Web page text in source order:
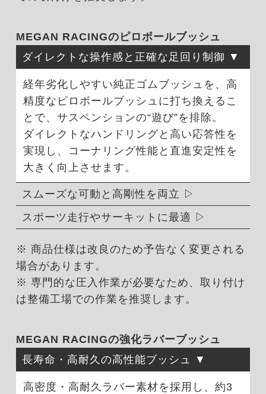
MEGAN RACINGのピロボールブッシュ
ダイレクトな操作感と正確な足回り制御
経年劣化しやすい純正ゴムブッシュを、高
精度なピロボールブッシュに打ち換えるこ
とで、サスペンションの“遊び”を排除。
ダイレクトなハンドリングと高い応答性を
実現し、コーナリング性能と直進安定性を
大きく向上させます。
スムーズな可動と高剛性を両立
スポーツ走行やサーキットに最適
※ 商品仕様は改良のため予告なく変更される
場合があります。
※ 専門的な圧入作業が必要なため、取り付け
は整備工場での作業を推奨します。
MEGAN RACINGの強化ラバーブッシュ
長寿命・高耐久の高性能ブッシュ
高密度・高耐久ラバー素材を採用し、約3